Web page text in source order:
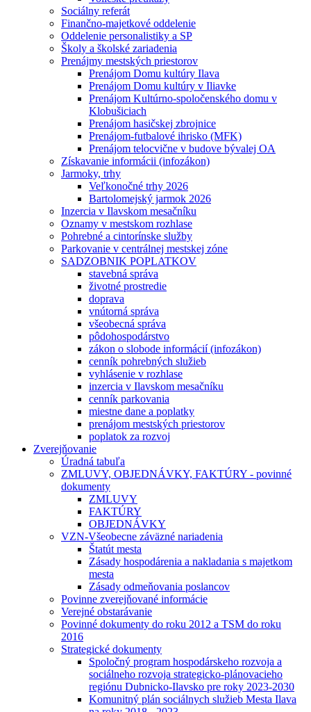
Sociálny referát
Finančno-majetkové oddelenie
Oddelenie personalistiky a SP
Školy a školské zariadenia
Prenájmy mestských priestorov
Prenájom Domu kultúry Ilava
Prenájom Domu kultúry v Iliavke
Prenájom Kultúrno-spoločenského domu v
Klobušiciach
Prenájom hasičskej zbrojnice
Prenájom-futbalové ihrisko (MFK)
Prenájom telocvične v budove bývalej OA
Získavanie informácii (infozákon)
Jarmoky, trhy
Veľkonočné trhy 2026
Bartolomejský jarmok 2026
Inzercia v Ilavskom mesačníku
Oznamy v mestskom rozhlase
Pohrebné a cintorínske služby
Parkovanie v centrálnej mestskej zóne
SADZOBNIK POPLATKOV
stavebná správa
životné prostredie
doprava
vnútorná správa
všeobecná správa
pôdohospodárstvo
zákon o slobode informácií (infozákon)
cenník pohrebných služieb
vyhlásenie v rozhlase
inzercia v Ilavskom mesačníku
cenník parkovania
miestne dane a poplatky
prenájom mestských priestorov
poplatok za rozvoj
Zverejňovanie
Úradná tabuľa
ZMLUVY, OBJEDNÁVKY, FAKTÚRY - povinné
dokumenty
ZMLUVY
FAKTÚRY
OBJEDNÁVKY
VZN-Všeobecne záväzné nariadenia
Štatút mesta
Zásady hospodárenia a nakladania s majetkom
mesta
Zásady odmeňovania poslancov
Povinne zverejňované informácie
Verejné obstarávanie
Povinné dokumenty do roku 2012 a TSM do roku
2016
Strategické dokumenty
Spoločný program hospodárskeho rozvoja a
sociálneho rozvoja strategicko-plánovacieho
regiónu Dubnicko-Ilavsko pre roky 2023-2030
Komunitný plán sociálnych služieb Mesta Ilava